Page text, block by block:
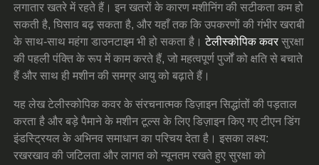
लगातार खतरे में रहते हैं। इन खतरों के कारण मशीनिंग की सटीकता कम हो
सकती है, घिसाव बढ़ सकता है, और यहाँ तक कि उपकरणों की गंभीर खराबी
के साथ-साथ महंगा डाउनटाइम भी हो सकता है।टेलीस्कोपिक कवर सुरक्षा
की पहली पंक्ति के रूप में काम करते हैं, जो महत्वपूर्ण पुर्जों को क्षति से बचाते
हैं और साथ ही मशीन की समग्र आयु को बढ़ाते हैं।
यह लेख टेलीस्कोपिक कवर के संरचनात्मक डिज़ाइन सिद्धांतों की पड़ताल
करता है और बड़े पैमाने के मशीन टूल्स के लिए डिज़ाइन किए गए टीएन डिंग
इंडस्ट्रियल के अभिनव समाधान का परिचय देता है। इसका लक्ष्य:
रखरखाव की जटिलता और लागत को न्यूनतम रखते हुए सुरक्षा को